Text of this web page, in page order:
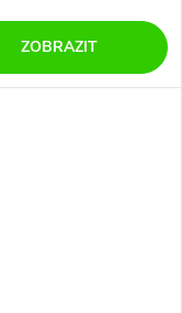
ZOBRAZIT